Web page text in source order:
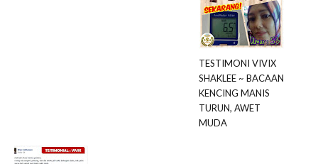
TESTIMONI VIVIX
SHAKLEE ~ BACAAN
KENCING MANIS
TURUN, AWET
MUDA